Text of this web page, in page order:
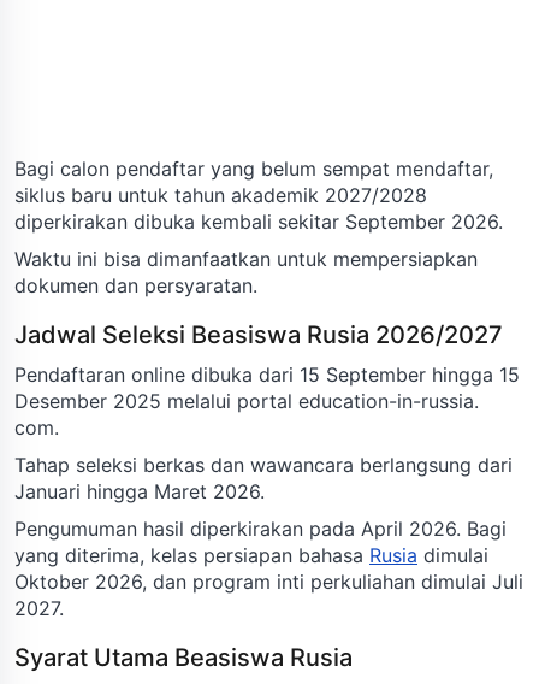
Bagi calon pendaftar yang belum sempat mendaftar,
siklus baru untuk tahun akademik 2027/2028
diperkirakan dibuka kembali sekitar September 2026.
Waktu ini bisa dimanfaatkan untuk mempersiapkan
dokumen dan persyaratan.
Jadwal Seleksi Beasiswa Rusia 2026/2027
Pendaftaran online dibuka dari 15 September hingga 15
Desember 2025 melalui portal education-in-russia.
com.
Tahap seleksi berkas dan wawancara berlangsung dari
Januari hingga Maret 2026.
Pengumuman hasil diperkirakan pada April 2026. Bagi
yang diterima, kelas persiapan bahasa Rusia dimulai
Oktober 2026, dan program inti perkuliahan dimulai Juli
2027.
Syarat Utama Beasiswa Rusia